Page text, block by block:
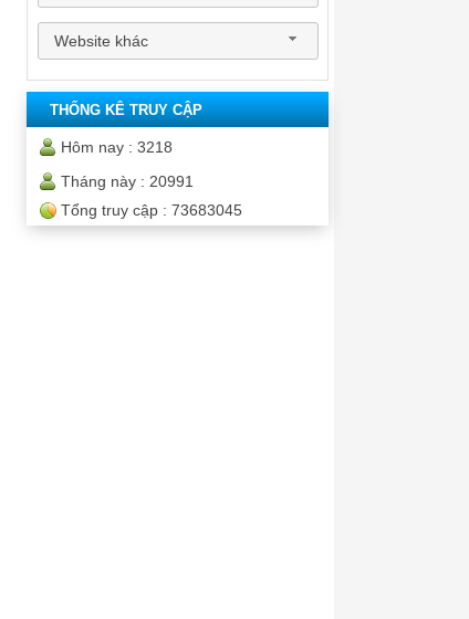
Website khác
THỐNG KÊ TRUY CẬP
Hôm nay : 3218
Tháng này : 20991
Tổng truy cập : 73683045